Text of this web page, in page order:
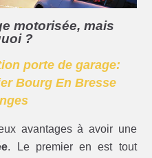
motorisée, mais
?
porte de garage:
Bourg En Bresse
avantages à avoir une
. Le premier en est tout